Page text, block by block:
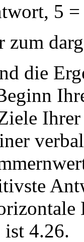
5
zum
die
4.26.